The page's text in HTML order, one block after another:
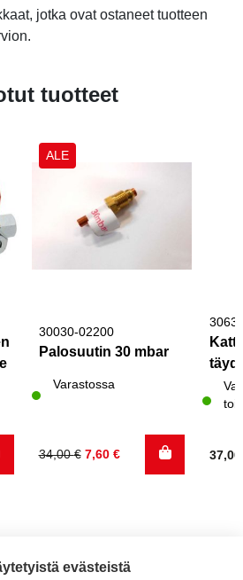
jotka ovat ostaneet tuotteen
tuotteet
ALE
30030-02200
Palosuutin 30 mbar
Varastossa
34,00€
Alkuperäinen
7,60 €
Nykyinen
evästeistä